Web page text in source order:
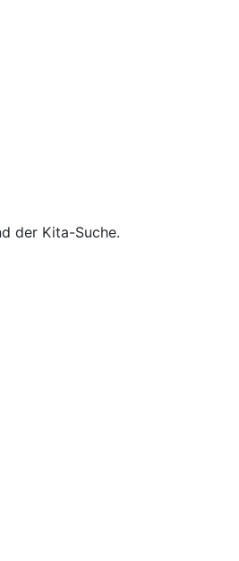
der Kita-Suche.